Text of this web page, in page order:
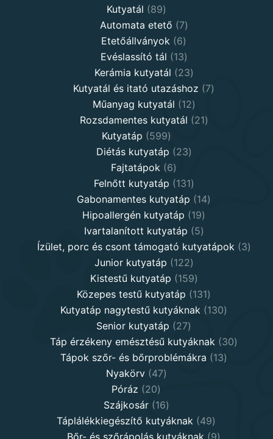
Kutyatál 8989
products
Automata etető 77
products
Etetőállványok 66
products
Evéslassító tál 1313
products
Kerámia kutyatál 2323
products
Kutyatál és itató utazáshoz 77
Műanyag kutyatál 1212
products
Rozsdamentes kutyatál 2121
Kutyatáp 599599
products
Diétás kutyatáp 2323
Fajtatápok 66
products
Felnőtt kutyatáp 131131
products
Gabonamentes kutyatáp 1414
Hipoallergén kutyatáp 1919
products
Ivartalanított kutyatáp 55
products
Ízület, porc és csont támogató kutyatápok 33
Junior kutyatáp 122122
products
Kistestű kutyatáp 159159
products
Közepes testű kutyatáp 131131
products
Kutyatáp nagytestű kutyáknak 130130
Senior kutyatáp 2727
products
Táp érzékeny emésztésű kutyáknak 3030
Tápok szőr- és bőrproblémákra 1313
Nyakörv 4747
Póráz 2020
products
Szájkosár 1616
products
Táplálékkiegészítő kutyáknak 4949
products
Bőr- és szőrápolás kutyáknak 99